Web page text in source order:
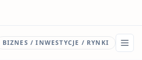
BIZNES / INWESTYCJE / RYNKI